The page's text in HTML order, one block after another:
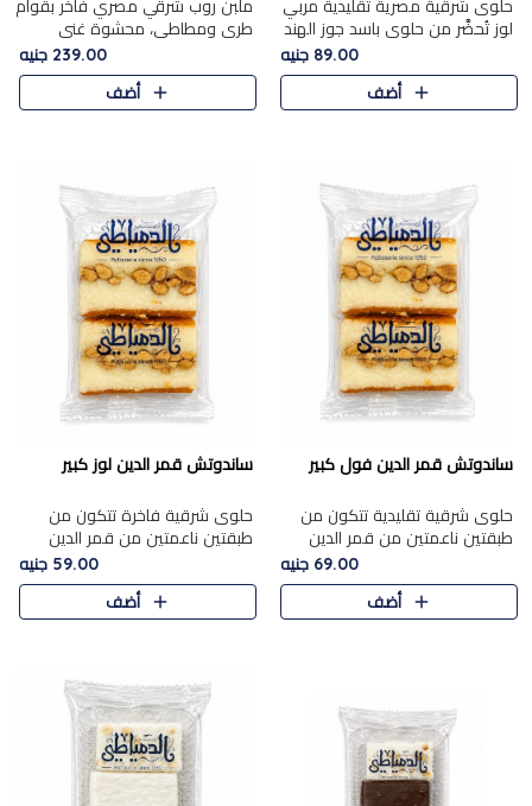
حلوى شرقية مصرية تقليدية مربي
لوز تُحضَّر من حلوى باسد جوز الهند
بقوام طري ومذاق غني، وتُزين
وتغطاه بقطع اللوز الفاخر التي
تضيف لمسة مميزة م..
89.00 جنيه
أضف
ملبن روب شرقي مصري فاخر بقوام
طري ومطاطي، محشوة غني
بسخاء بقطع عين الجمل واللوز
الفاخر التي تضيف قرمشة مميزة
ومرضية ونكهة ناتي غنية في كل
239.00 جنيه
أضف
ساندوتش قمر الدين فول كبير
حلوى شرقية تقليدية تتكون من
طبقتين ناعمتين من قمر الدين
الفاخر، تتوسطهما حشوة غنية من
الفول السوداني المحمص، لتجمع
بين حلاوة المشمش الطبيعية..
69.00 جنيه
أضف
ساندوتش قمر الدين لوز كبير
حلوى شرقية فاخرة تتكون من
طبقتين ناعمتين من قمر الدين
الفاخر، تتوسطهما حشوة غنية من
اللوز المحمص لتمنح مزيجًا متوازنًا
من النعومة والقرمشة. ..
59.00 جنيه
أضف